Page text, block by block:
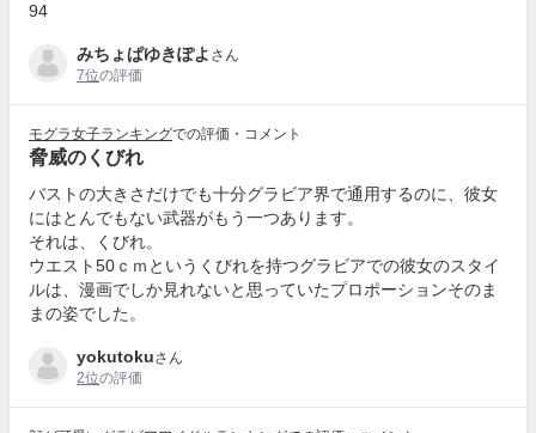
94
みちょぱゆきぽよ さん
7位の評価
モグラ女子ランキングでの評価・コメント
脅威のくびれ
バストの大きさだけでも十分グラビア界で通用するのに、彼女
にはとんでもない武器がもう一つあります。
それは、くびれ。
ウエスト50ｃｍというくびれを持つグラビアでの彼女のスタイ
ルは、漫画でしか見れないと思っていたプロポーションそのま
まの姿でした。
yokutokuさん
2位の評価